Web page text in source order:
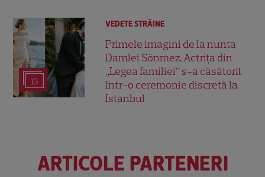
13
VEDETE STRĂINE
Primele imagini de la nunta
Damlei Sönmez. Actrița din
„Legea familiei” s-a căsătorit
într-o ceremonie discretă la
Istanbul
ARTICOLE PARTENERI